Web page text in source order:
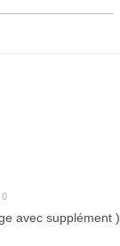
avec supplément )